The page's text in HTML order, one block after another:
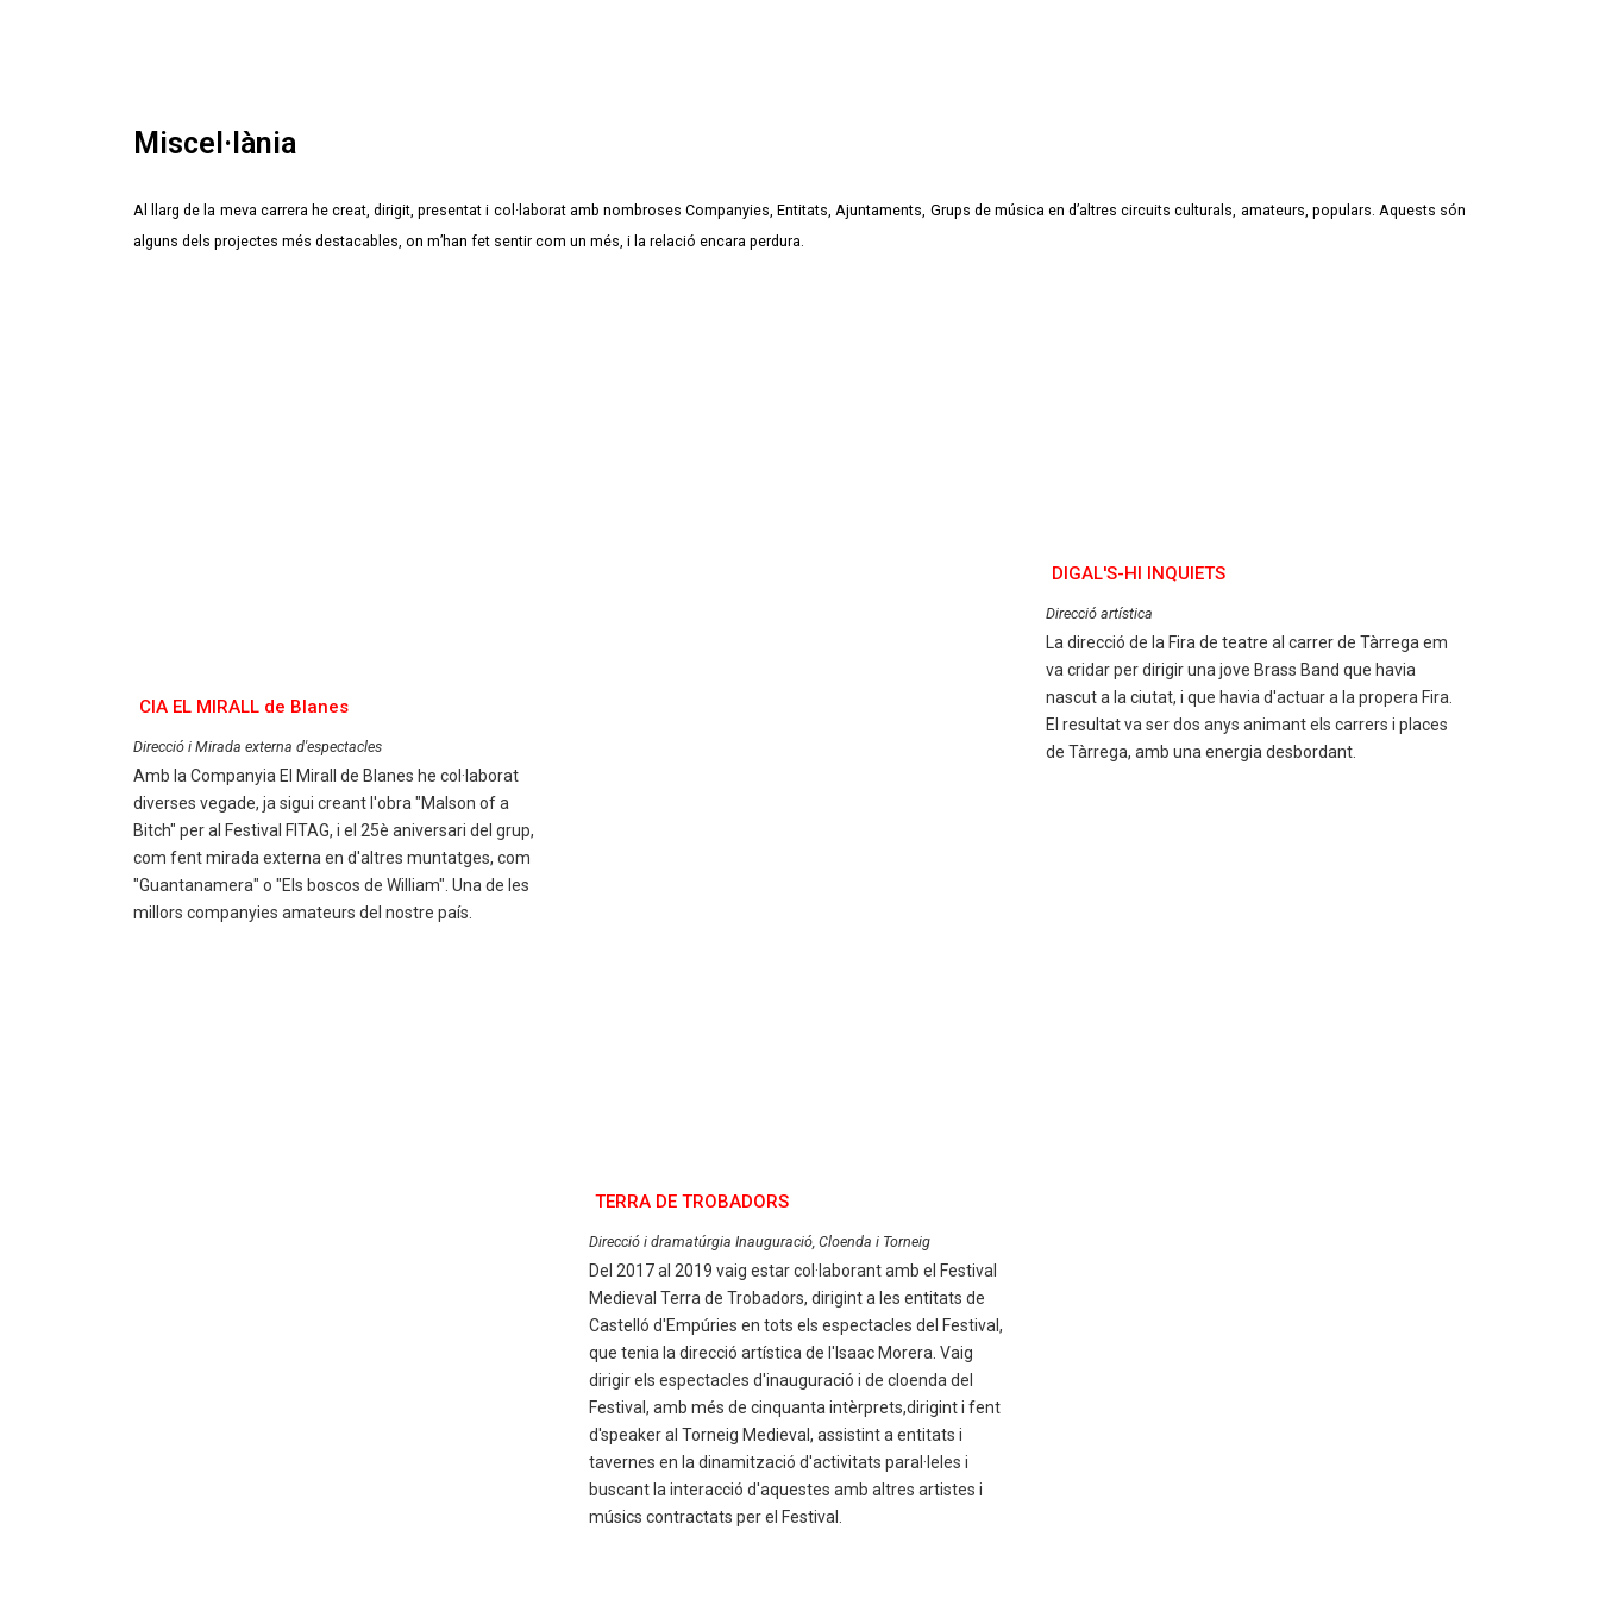
Miscel·lània
Al llarg de la meva carrera he creat, dirigit, presentat i col·laborat amb nombroses Companyies, Entitats, Ajuntaments, Grups de música en d’altres circuits culturals, amateurs, populars. Aquests són
alguns dels projectes més destacables, on m’han fet sentir com un més, i la relació encara perdura.
CIA EL MIRALL de Blanes
Direcció i Mirada externa d'espectacles
Amb la Companyia El Mirall de Blanes he col·laborat
diverses vegade, ja sigui creant l'obra "Malson of a
Bitch" per al Festival FITAG, i el 25è aniversari del grup,
com fent mirada externa en d'altres muntatges, com
"Guantanamera" o "Els boscos de William". Una de les
millors companyies amateurs del nostre país.
TERRA DE TROBADORS
Direcció i dramatúrgia Inauguració, Cloenda i Torneig
Del 2017 al 2019 vaig estar col·laborant amb el Festival
Medieval Terra de Trobadors, dirigint a les entitats de
Castelló d'Empúries en tots els espectacles del Festival,
que tenia la direcció artística de l'Isaac Morera. Vaig
dirigir els espectacles d'inauguració i de cloenda del
Festival, amb més de cinquanta intèrprets,dirigint i fent
d'speaker al Torneig Medieval, assistint a entitats i
tavernes en la dinamització d'activitats paral·leles i
buscant la interacció d'aquestes amb altres artistes i
músics contractats per el Festival.
DIGAL'S-HI INQUIETS
Direcció artística
La direcció de la Fira de teatre al carrer de Tàrrega em
va cridar per dirigir una jove Brass Band que havia
nascut a la ciutat, i que havia d'actuar a la propera Fira.
El resultat va ser dos anys animant els carrers i places
de Tàrrega, amb una energia desbordant.